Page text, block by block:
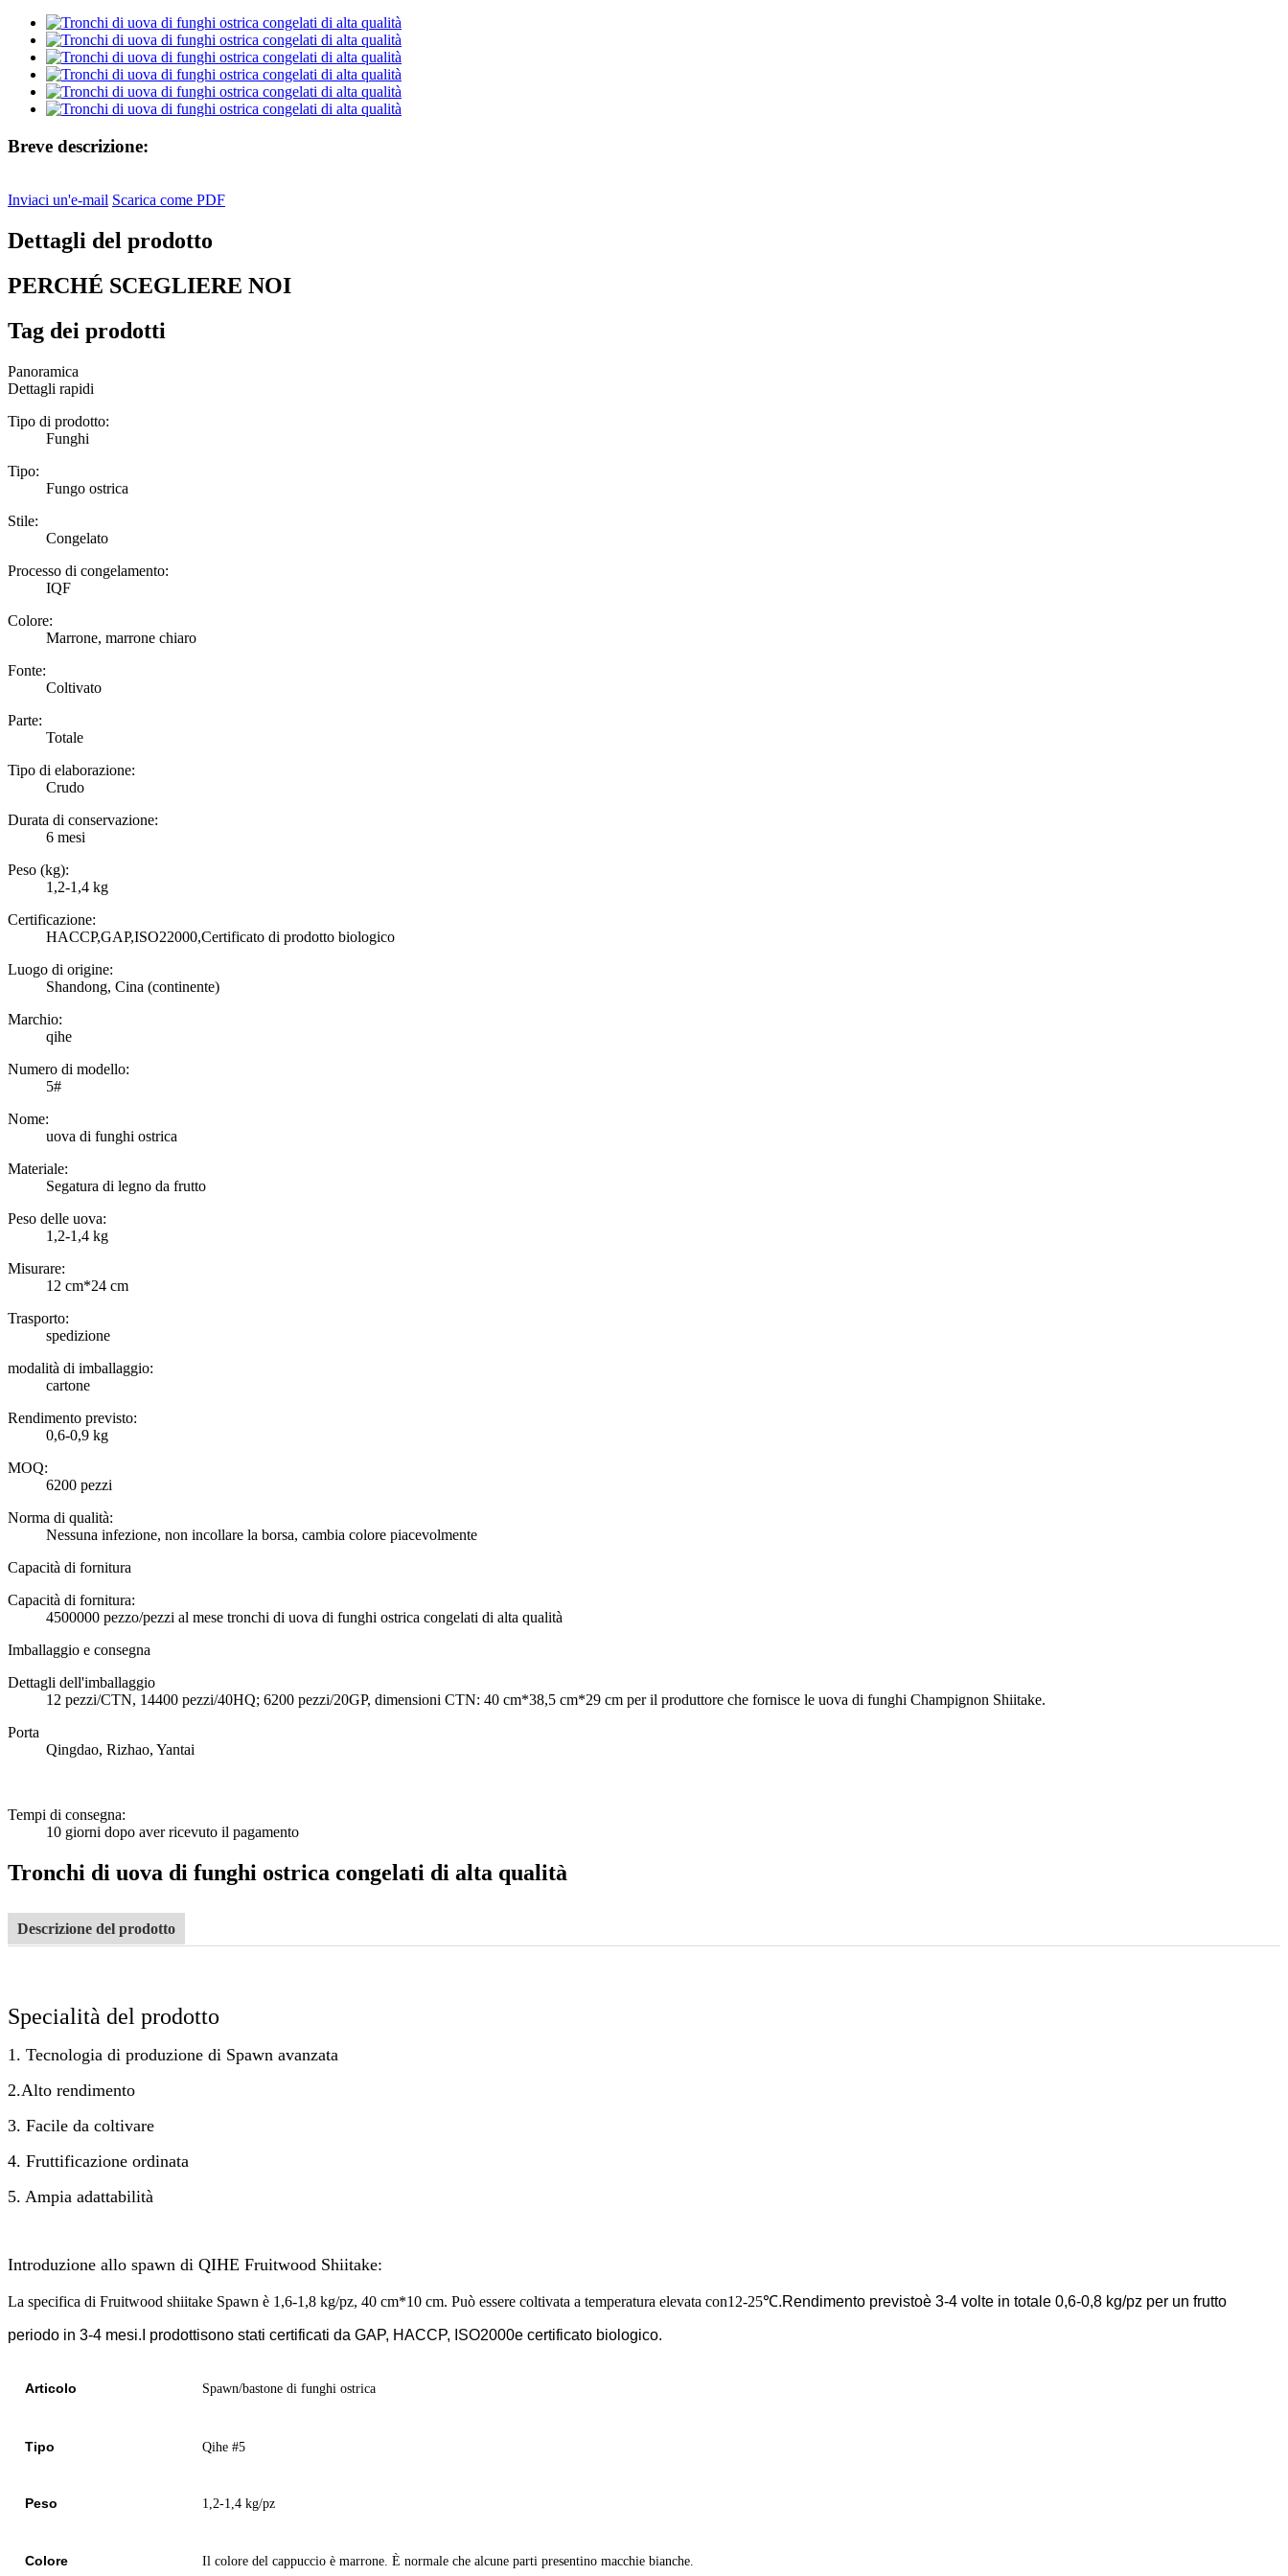
Breve descrizione:
Inviaci un'e-mail Scarica come PDF
Dettagli del prodotto
PERCHÉ SCEGLIERE NOI
Tag dei prodotti
Panoramica
Dettagli rapidi
Tipo di prodotto:
Funghi
Tipo:
Fungo ostrica
Stile:
Congelato
Processo di congelamento:
IQF
Colore:
Marrone, marrone chiaro
Fonte:
Coltivato
Parte:
Totale
Tipo di elaborazione:
Crudo
Durata di conservazione:
6 mesi
Peso (kg):
1,2-1,4 kg
Certificazione:
HACCP,GAP,ISO22000,Certificato di prodotto biologico
Luogo di origine:
Shandong, Cina (continente)
Marchio:
qihe
Numero di modello:
5#
Nome:
uova di funghi ostrica
Materiale:
Segatura di legno da frutto
Peso delle uova:
1,2-1,4 kg
Misurare:
12 cm*24 cm
Trasporto:
spedizione
modalità di imballaggio:
cartone
Rendimento previsto:
0,6-0,9 kg
MOQ:
6200 pezzi
Norma di qualità:
Nessuna infezione, non incollare la borsa, cambia colore piacevolmente
Capacità di fornitura
Capacità di fornitura:
4500000 pezzo/pezzi al mese tronchi di uova di funghi ostrica congelati di alta qualità
Imballaggio e consegna
Dettagli dell'imballaggio
12 pezzi/CTN, 14400 pezzi/40HQ; 6200 pezzi/20GP, dimensioni CTN: 40 cm*38,5 cm*29 cm per il produttore che fornisce le uova di funghi Champignon Shiitake.
Porta
Qingdao, Rizhao, Yantai
Tempi di consegna:
10 giorni dopo aver ricevuto il pagamento
Tronchi di uova di funghi ostrica congelati di alta qualità
Descrizione del prodotto
Specialità del prodotto
1. Tecnologia di produzione di Spawn avanzata
2.Alto rendimento
3. Facile da coltivare
4. Fruttificazione ordinata
5. Ampia adattabilità
Introduzione allo spawn di QIHE Fruitwood Shiitake:
La specifica di Fruitwood shiitake Spawn è 1,6-1,8 kg/pz, 40 cm*10 cm. Può essere coltivata a temperatura elevata con12-25℃.Rendimento previstoè 3-4 volte in totale 0,6-0,8 kg/pz per un frutto
periodo in 3-4 mesi.I prodottisono stati certificati da GAP, HACCP, ISO2000e certificato biologico.
Articolo Spawn/bastone di funghi ostrica
Tipo Qihe #5
Peso 1,2-1,4 kg/pz
Colore Il colore del cappuccio è marrone. È normale che alcune parti presentino macchie bianche.